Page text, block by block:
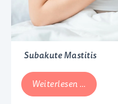
Subakute Mastitis
Weiterlesen … Subakute
Mastitis